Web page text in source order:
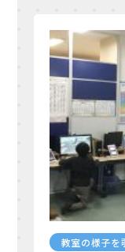
教室の様子を